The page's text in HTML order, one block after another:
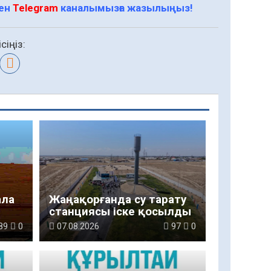
Telegram каналымызға жазылыңыз!
0
Жаңақорғанда су тарату
станциясы іске қосылды
07.08.2026 97 0